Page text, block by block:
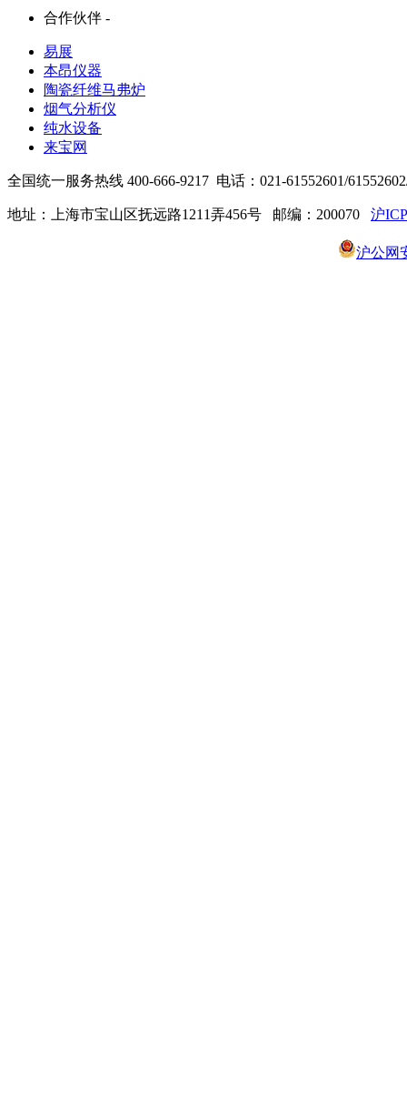
合作伙伴 -
易展
本昂仪器
陶瓷纤维马弗炉
烟气分析仪
纯水设备
来宝网
全国统一服务热线 400-666-9217 电话：021-61552601/
地址：上海市宝山区抚远路1211弄456号 邮编：200070 沪
沪公网